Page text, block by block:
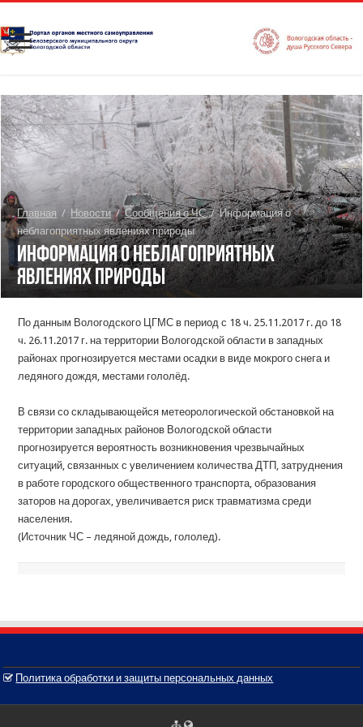
Главная / Новости / Сообщения о ЧС / Информация о
неблагоприятных явлениях природы
Информация о неблагоприятных
явлениях природы
По данным Вологодского ЦГМС в период с 18 ч. 25.11.2017 г. до 18
ч. 26.11.2017 г. на территории Вологодской области в западных
районах прогнозируется местами осадки в виде мокрого снега и
ледяного дождя, местами гололёд.
В связи со складывающейся метеорологической обстановкой на
территории западных районов Вологодской области
прогнозируется вероятность возникновения чрезвычайных
ситуаций, связанных с увеличением количества ДТП, затруднения
в работе городского общественного транспорта, образования
заторов на дорогах, увеличивается риск травматизма среди
населения.
(Источник ЧС – ледяной дождь, гололед).
Политика обработки и защиты персональных данных